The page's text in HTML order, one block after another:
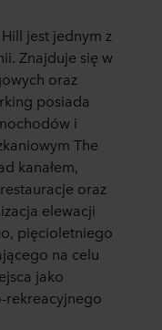
jest jednym z
Znajduje się w
oraz
posiada
i
The
kanałem,
oraz
elewacji
pięcioletniego
na celu
jako